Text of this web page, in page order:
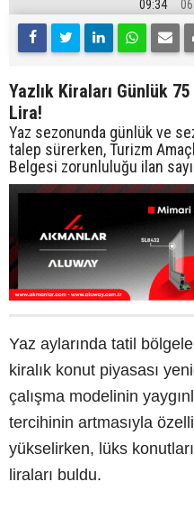
09:34
Yazlık Kiraları Günlük
Lira!
Yaz sezonunda günlük ve
talep sürerken, Turizm
Belgesi zorunluluğu ilan
Yaz aylarında tatil
kiralık konut piyasası
çalışma modelinin
tercihinin artmasıyla
yükselirken, lüks
liraları buldu.